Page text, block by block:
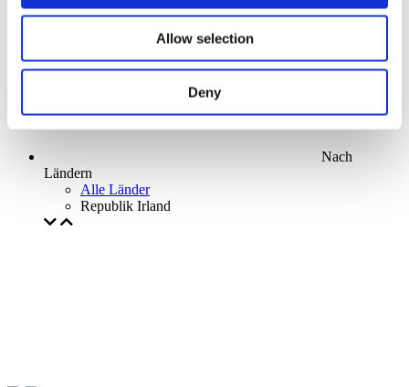
Allow selection
Deny
Nach
Ländern
Alle Länder
Republik Irland